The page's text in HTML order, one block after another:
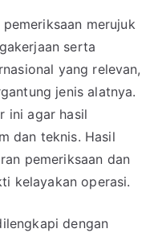
merujuk
serta
yang relevan,
jenis alatnya.
ini agar hasil
dan teknis. Hasil
pemeriksaan dan
kelayakan operasi.
dengan